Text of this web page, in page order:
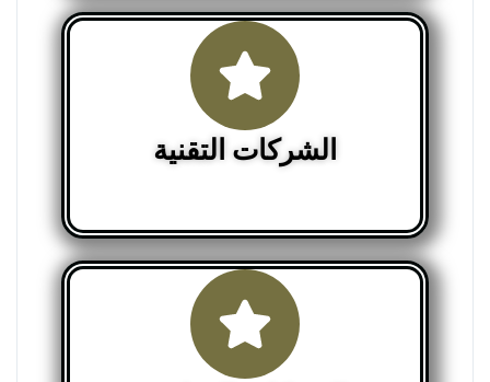
الشركات التقنية